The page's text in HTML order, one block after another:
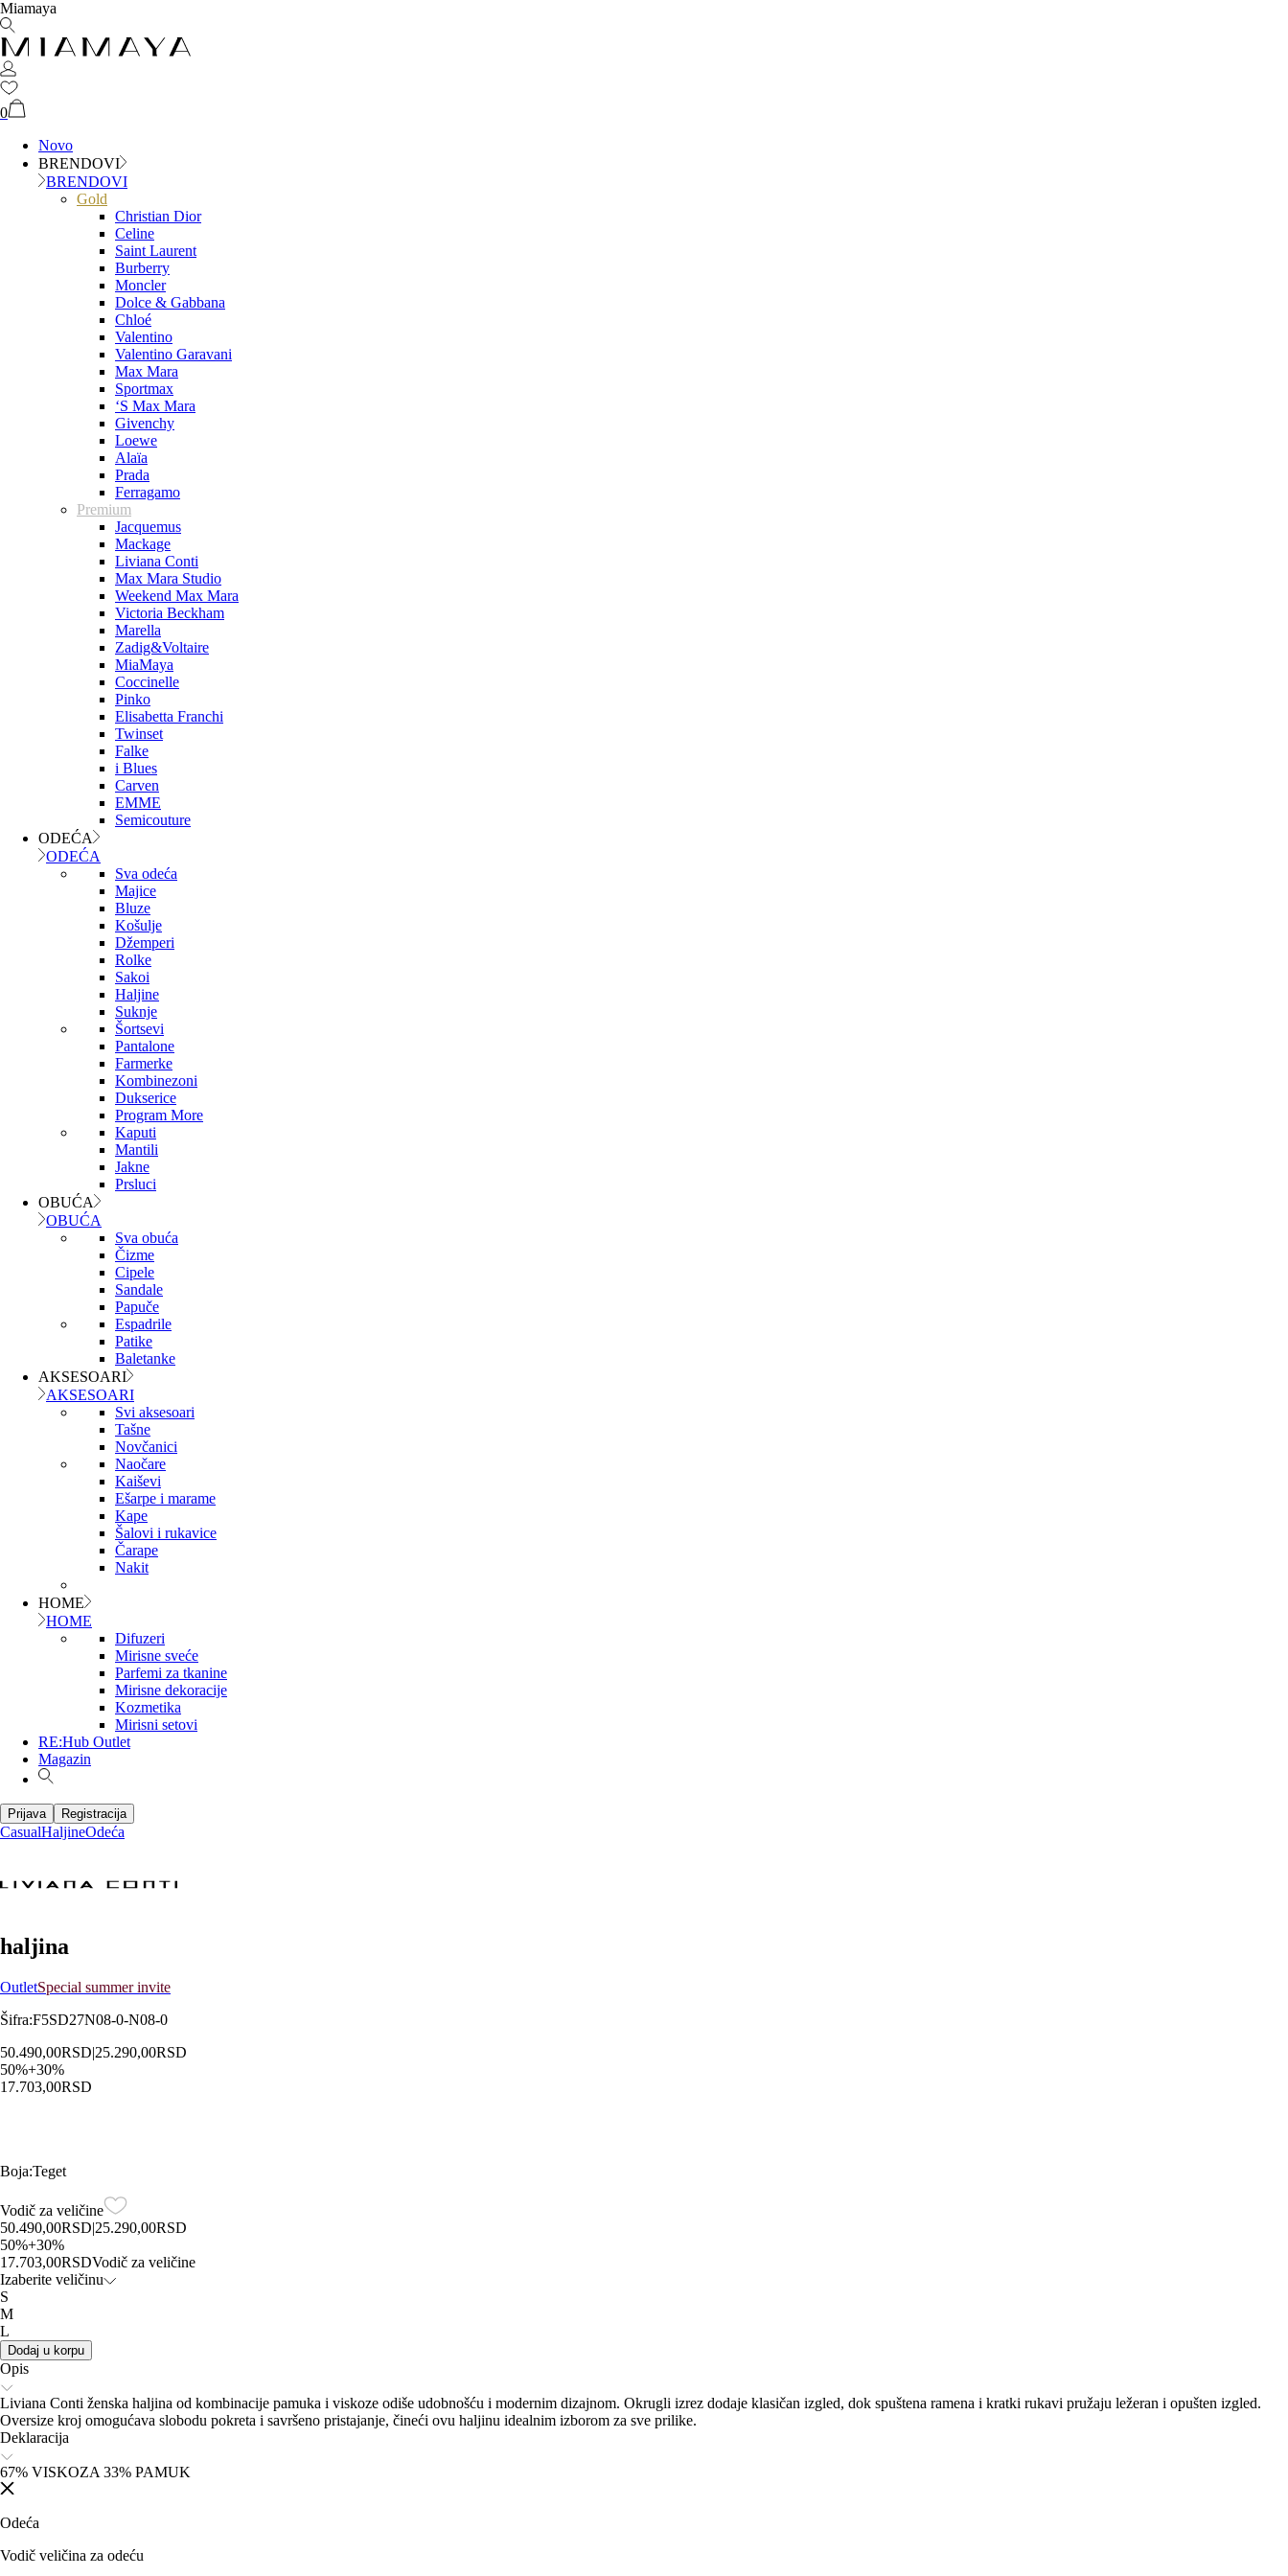
Miamaya
0
Novo
BRENDOVI
BRENDOVI
Gold
Christian Dior
Celine
Saint Laurent
Burberry
Moncler
Dolce & Gabbana
Chloé
Valentino
Valentino Garavani
Max Mara
Sportmax
‘S Max Mara
Givenchy
Loewe
Alaïa
Prada
Ferragamo
Premium
Jacquemus
Mackage
Liviana Conti
Max Mara Studio
Weekend Max Mara
Victoria Beckham
Marella
Zadig&Voltaire
MiaMaya
Coccinelle
Pinko
Elisabetta Franchi
Twinset
Falke
i Blues
Carven
EMME
Semicouture
ODEĆA
ODEĆA
Sva odeća
Majice
Bluze
Košulje
Džemperi
Rolke
Sakoi
Haljine
Suknje
Šortsevi
Pantalone
Farmerke
Kombinezoni
Dukserice
Program More
Kaputi
Mantili
Jakne
Prsluci
OBUĆA
OBUĆA
Sva obuća
Čizme
Cipele
Sandale
Papuče
Espadrile
Patike
Baletanke
AKSESOARI
AKSESOARI
Svi aksesoari
Tašne
Novčanici
Naočare
Kaiševi
Ešarpe i marame
Kape
Šalovi i rukavice
Čarape
Nakit
HOME
HOME
Difuzeri
Mirisne sveće
Parfemi za tkanine
Mirisne dekoracije
Kozmetika
Mirisni setovi
RE:Hub Outlet
Magazin
Prijava Registracija
CasualHaljineOdeća
haljina
OutletSpecial summer invite
Šifra:F5SD27N08-0-N08-0
50.490,00RSD|25.290,00RSD
50%+30%
17.703,00RSD
Boja:Teget
Vodič za veličine
50.490,00RSD|25.290,00RSD
50%+30%
17.703,00RSDVodič za veličine
Izaberite veličinu
S
M
L
Dodaj u korpu
Opis
Liviana Conti ženska haljina od kombinacije pamuka i viskoze odiše udobnošću i modernim dizajnom. Okrugli izrez dodaje klasičan izgled, dok spuštena ramena i kratki rukavi pružaju ležeran i opušten izgled.
Oversize kroj omogućava slobodu pokreta i savršeno pristajanje, čineći ovu haljinu idealnim izborom za sve prilike.
Deklaracija
67% VISKOZA 33% PAMUK
Odeća
Vodič veličina za odeću